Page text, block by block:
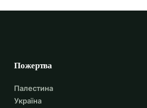
Пожертва
Палестина
Україна